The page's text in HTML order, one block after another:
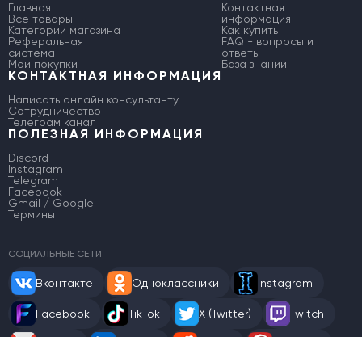
Главная
Все товары
Категории магазина
Реферальная
система
Мои покупки
Контактная
информация
Как купить
FAQ - вопросы и
ответы
База знаний
КОНТАКТНАЯ ИНФОРМАЦИЯ
Написать онлайн консультанту
Сотрудничество
Телеграм канал
ПОЛЕЗНАЯ ИНФОРМАЦИЯ
Discord
Instagram
Telegram
Facebook
Gmail / Google
Термины
СОЦИАЛЬНЫЕ СЕТИ
Вконтакте Одноклассники Instagram
Facebook TikTok X (Twitter) Twitch